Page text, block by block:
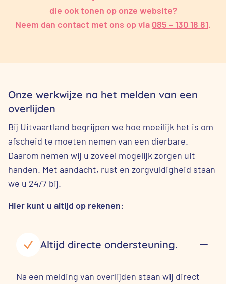
die ook tonen op onze website?
Neem dan contact met ons op via 085 – 130 18 81.
Onze werkwijze na het melden van een
overlijden
Bij Uitvaartland begrijpen we hoe moeilijk het is om
afscheid te moeten nemen van een dierbare.
Daarom nemen wij u zoveel mogelijk zorgen uit
handen. Met aandacht, rust en zorgvuldigheid staan
we u 24/7 bij.
Hier kunt u altijd op rekenen:
Altijd directe ondersteuning.
Na een melding van overlijden staan wij direct